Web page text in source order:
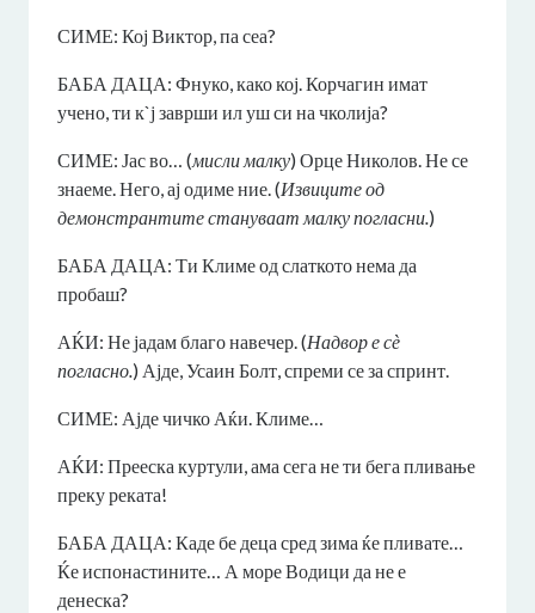
СИМЕ: Кој Виктор, па сеа?
БАБА ДАЦА: Фнуко, како кој. Корчагин имат
учено, ти к`ј заврши ил уш си на чколија?
СИМЕ: Јас во… (мисли малку) Орце Николов. Не се
знаеме. Него, ај одиме ние. (Извиците од
демонстрантите стануваат малку погласни.)
БАБА ДАЦА: Ти Климе од слаткото нема да
пробаш?
АЌИ: Не јадам благо навечер. (Надвор е сѐ
погласно.) Ајде, Усаин Болт, спреми се за спринт.
СИМЕ: Ајде чичко Аќи. Климе…
АЌИ: Прееска куртули, ама сега не ти бега пливање
преку реката!
БАБА ДАЦА: Каде бе деца сред зима ќе пливате…
Ќе испонастините… А море Водици да не е
денеска?